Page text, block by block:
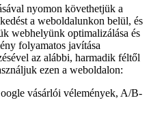
nyomon követhetjük a
a weboldalunkon belül, és
webhelyünk optimalizálása és
folyamatos javítása
az alábbi, harmadik féltől
ezen a weboldalon:
vásárlói vélemények, A/B-